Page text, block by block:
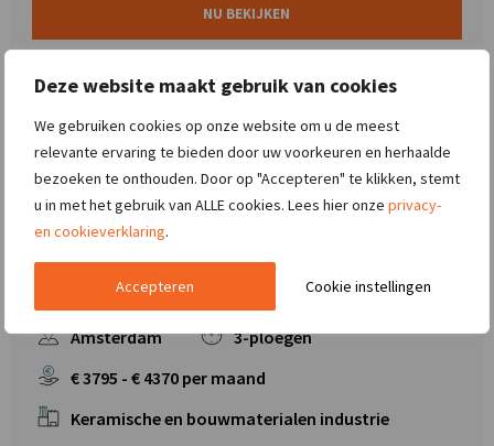
Deze website maakt gebruik van cookies
We gebruiken cookies op onze website om u de meest
relevante ervaring te bieden door uw voorkeuren en herhaalde
bezoeken te onthouden. Door op "Accepteren" te klikken, stemt
u in met het gebruik van ALLE cookies. Lees hier onze privacy-
en cookieverklaring.
Cookie instellingen
Accepteren
NU BEKIJKEN
Technische Operator 3-
ploegenrooster? Kom werken in
Amsterdam
Amsterdam
3-ploegen
€3795 - € 4370 per maand
Keramische en bouwmaterialen industrie